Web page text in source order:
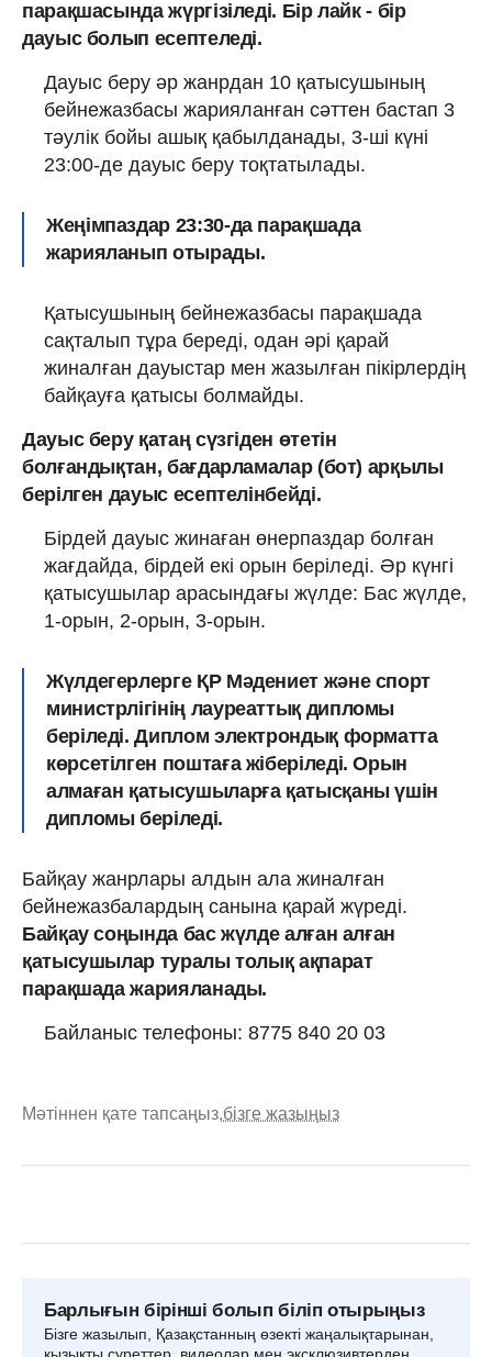
парақшасында жүргізіледі. Бір лайк - бір
дауыс болып есептеледі.
Дауыс беру әр жанрдан 10 қатысушының
бейнежазбасы жарияланған сәттен бастап 3
тәулік бойы ашық қабылданады, 3-ші күні
23:00-де дауыс беру тоқтатылады.
Жеңімпаздар 23:30-да парақшада
жарияланып отырады.
Қатысушының бейнежазбасы парақшада
сақталып тұра береді, одан әрі қарай
жиналған дауыстар мен жазылған пікірлердің
байқауға қатысы болмайды.
Дауыс беру қатаң сүзгіден өтетін
болғандықтан, бағдарламалар (бот) арқылы
берілген дауыс есептелінбейді.
Бірдей дауыс жинаған өнерпаздар болған
жағдайда, бірдей екі орын беріледі. Әр күнгі
қатысушылар арасындағы жүлде: Бас жүлде,
1-орын, 2-орын, 3-орын.
Жүлдегерлерге ҚР Мәдениет және спорт
министрлігінің лауреаттық дипломы
беріледі. Диплом электрондық форматта
көрсетілген поштаға жіберіледі. Орын
алмаған қатысушыларға қатысқаны үшін
дипломы беріледі.
Байқау жанрлары алдын ала жиналған
бейнежазбалардың санына қарай жүреді. ⠀
Байқау соңында бас жүлде алған алған
қатысушылар туралы толық ақпарат
парақшада жарияланады.
Байланыс телефоны: 8775 840 20 03
Мәтіннен қате тапсаңыз,бізге жазыңыз
Барлығын бірінші болып біліп отырыңыз
Бізге жазылып, Қазақстанның өзекті жаңалықтарынан,
қызықты суреттер, видеолар мен эксклюзивтерден